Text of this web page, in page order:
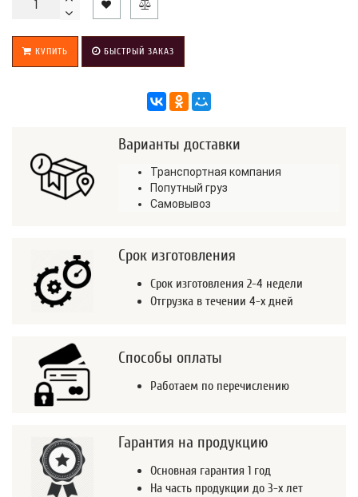
КУПИТЬ БЫСТРЫЙ ЗАКАЗ
Варианты доставки
Транспортная компания
Попутный груз
Самовывоз
Срок изготовления
Срок изготовления 2-4 недели
Отгрузка в течении 4-х дней
Способы оплаты
Работаем по перечислению
Гарантия на продукцию
Основная гарантия 1 год
На часть продукции до 3-х лет